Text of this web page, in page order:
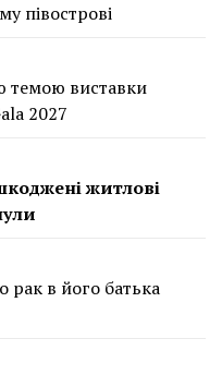
півострові
темою виставки
2027
житлові
рак в його батька